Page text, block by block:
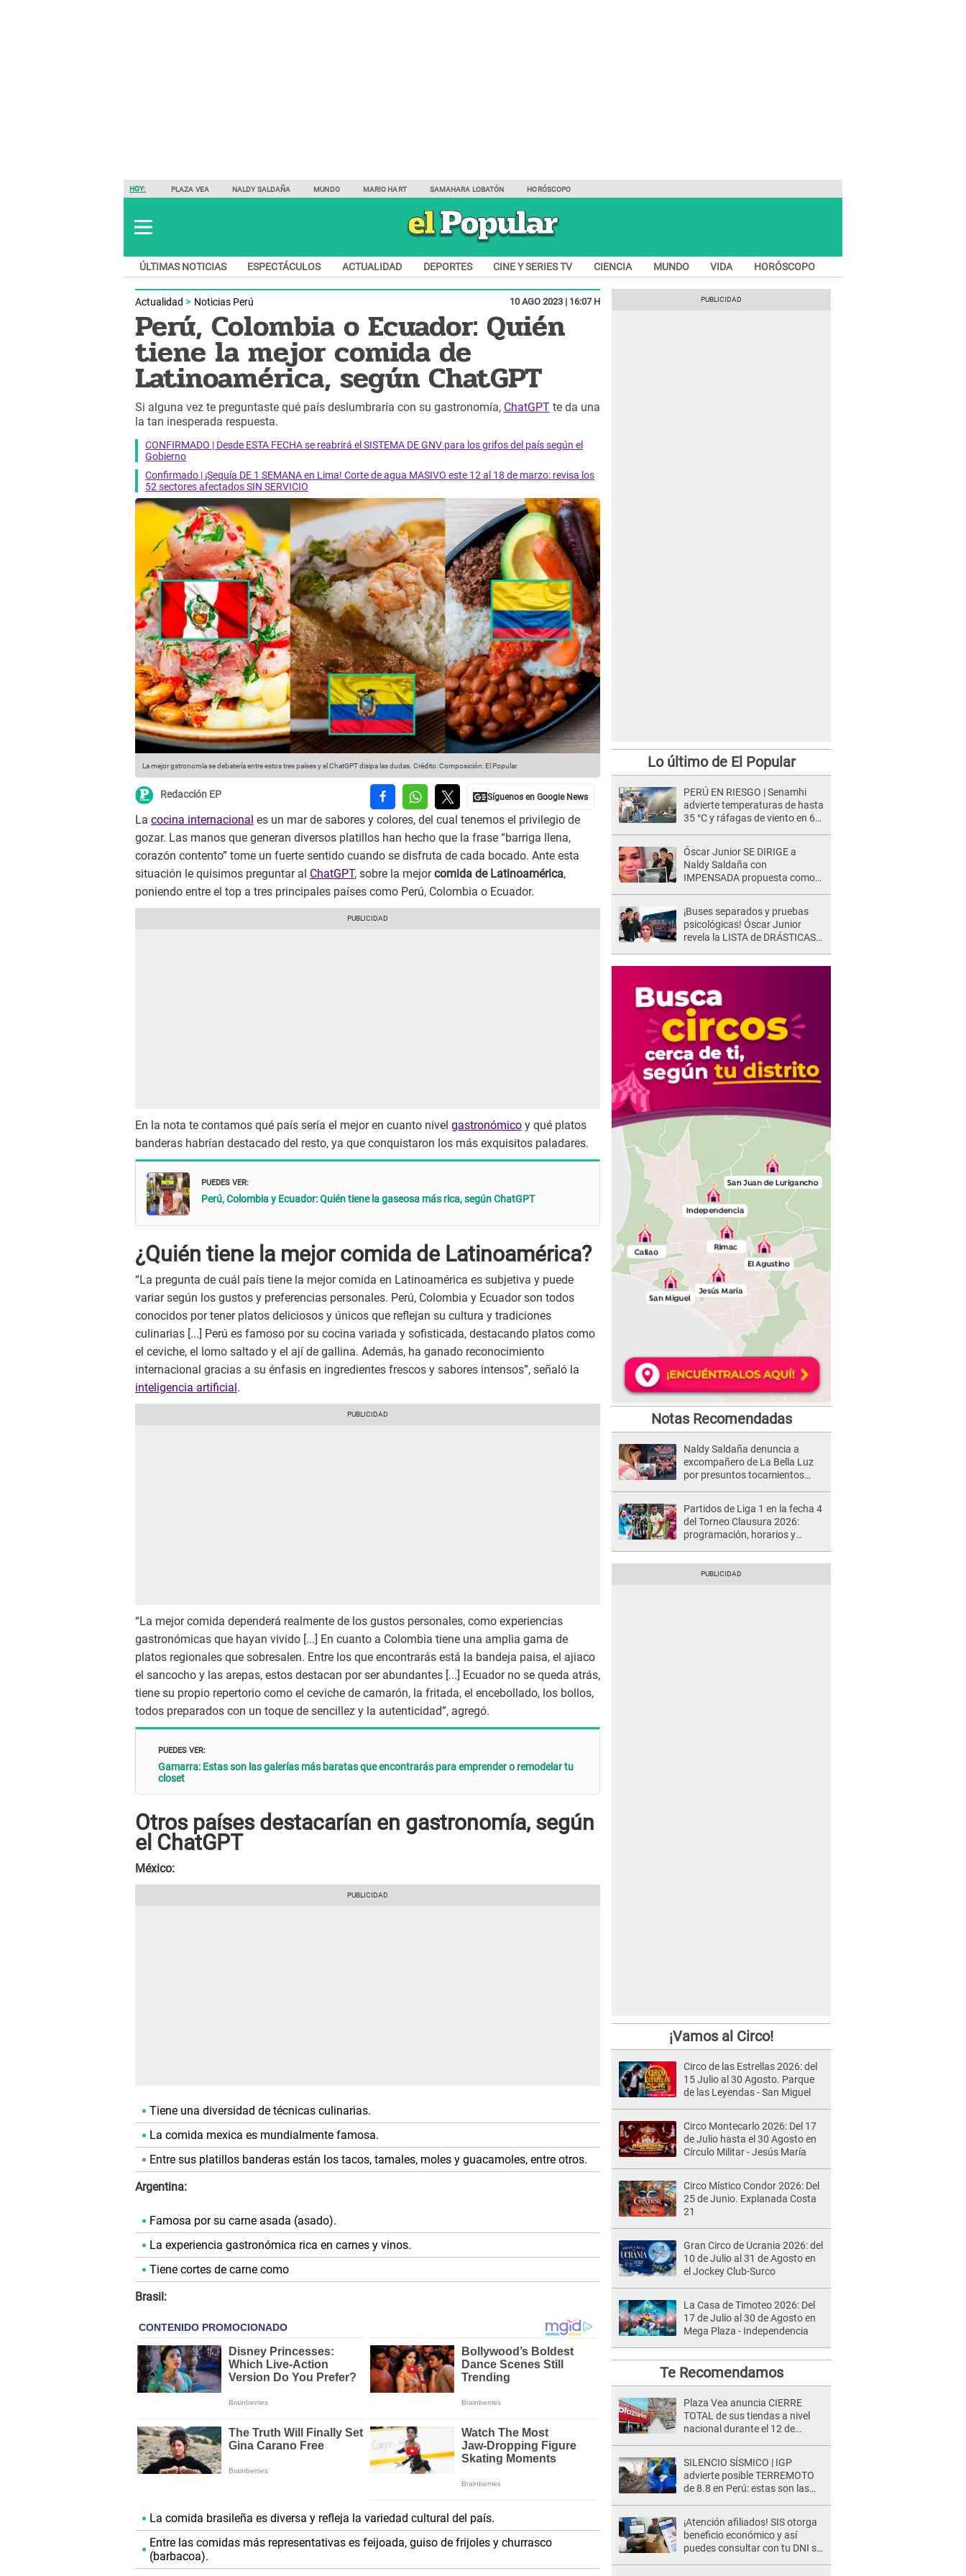
HOY: PLAZA VEA NALDY SALDAÑA MUNDO MARIO HART SAMAHARA LOBATÓN HORÓSCOPO
ÚLTIMAS NOTICIAS ESPECTÁCULOS ACTUALIDAD DEPORTES CINE Y SERIES TV CIENCIA MUNDO VIDA HORÓSCOPO
Actualidad Noticias Perú 10 AGO 2023 | 16:07 H
Perú, Colombia o Ecuador: Quién
tiene la mejor comida de
Latinoamérica, según ChatGPT
Si alguna vez te preguntaste qué país deslumbraría con su gastronomía, ChatGPT te da una
la tan inesperada respuesta.
CONFIRMADO | Desde ESTA FECHA se reabrirá el SISTEMA DE GNV para los grifos del país según el
Gobierno
Confirmado | ¡Sequía DE 1 SEMANA en Lima! Corte de agua MASIVO este 12 al 18 de marzo: revisa los
52 sectores afectados SIN SERVICIO
La mejor gstronomía se debatería entre estos tres países y el ChatGPT disipa las dudas. Crédito: Composición: El Popular.
Redacción EP
La cocina internacional es un mar de sabores y colores, del cual tenemos el privilegio de
gozar. Las manos que generan diversos platillos han hecho que la frase “barriga llena,
corazón contento” tome un fuerte sentido cuando se disfruta de cada bocado. Ante esta
situación le quisimos preguntar al ChatGPT, sobre la mejorcomida de Latinoamérica,
poniendo entre el top a tres principales países como Perú, Colombia o Ecuador.
En la nota te contamos qué país sería el mejor en cuanto nivel gastronómico y qué platos
banderas habrían destacado del resto, ya que conquistaron los más exquisitos paladares.
PUEDES VER:
Perú, Colombia y Ecuador: Quién tiene la gaseosa más rica, según ChatGPT
¿Quién tiene la mejor comida de Latinoamérica?
“La pregunta de cuál país tiene la mejor comida en Latinoamérica es subjetiva y puede
variar según los gustos y preferencias personales. Perú, Colombia y Ecuador son todos
conocidos por tener platos deliciosos y únicos que reflejan su cultura y tradiciones
culinarias [...] Perú es famoso por su cocina variada y sofisticada, destacando platos como
el ceviche, el lomo saltado y el ají de gallina. Además, ha ganado reconocimiento
internacional gracias a su énfasis en ingredientes frescos y sabores intensos”, señaló la
inteligencia artificial .
“La mejor comida dependerá realmente de los gustos personales, como experiencias
gastronómicas que hayan vivido [...] En cuanto a Colombia tiene una amplia gama de
platos regionales que sobresalen. Entre los que encontrarás está la bandeja paisa, el ajiaco
el sancocho y las arepas, estos destacan por ser abundantes [...] Ecuador no se queda atrás,
tiene su propio repertorio como el ceviche de camarón, la fritada, el encebollado, los bollos,
todos preparados con un toque de sencillez y la autenticidad”, agregó.
PUEDES VER:
Gamarra: Estas son las galerías más baratas que encontrarás para emprender o remodelar tu
closet
Otros países destacarían en gastronomía, según
el ChatGPT
México:
Tiene una diversidad de técnicas culinarias.
La comida mexica es mundialmente famosa.
Entre sus platillos banderas están los tacos, tamales, moles y guacamoles, entre otros.
Argentina:
Famosa por su carne asada (asado).
La experiencia gastronómica rica en carnes y vinos.
Tiene cortes de carne como
Brasil:
La comida brasileña es diversa y refleja la variedad cultural del país.
Entre las comidas más representativas es feijoada, guiso de frijoles y churrasco
(barbacoa).
Lo último de El Popular
PERÚ EN RIESGO | Senamhi
advierte temperaturas de hasta
35 °C y ráfagas de viento en 6
Óscar Junior SE DIRIGE a
Naldy Saldaña con
IMPENSADA propuesta como
¡Buses separados y pruebas
psicológicas! Óscar Junior
revela la LISTA de DRÁSTICAS
Notas Recomendadas
Naldy Saldaña denuncia a
excompañero de La Bella Luz
por presuntos tocamientos
Partidos de Liga 1 en la fecha 4
del Torneo Clausura 2026:
programación, horarios y
¡Vamos al Circo!
Circo de las Estrellas 2026: del
15 Julio al 30 Agosto. Parque
de las Leyendas - San Miguel
Circo Montecarlo 2026: Del 17
de Julio hasta el 30 Agosto en
Círculo Militar - Jesús María
Circo Místico Condor 2026: Del
25 de Junio. Explanada Costa
21
Gran Circo de Ucrania 2026: del
10 de Julio al 31 de Agosto en
el Jockey Club-Surco
La Casa de Timoteo 2026: Del
17 de Julio al 30 de Agosto en
Mega Plaza - Independencia
Te Recomendamos
Plaza Vea anuncia CIERRE
TOTAL de sus tiendas a nivel
nacional durante el 12 de
SILENCIO SÍSMICO | IGP
advierte posible TERREMOTO
de 8.8 en Perú: estas son las
¡Atención afiliados! SIS otorga
beneficio económico y así
puedes consultar con tu DNI si